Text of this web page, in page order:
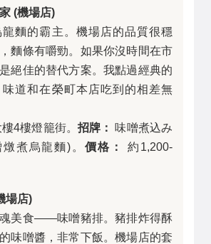
(機場店)
麵的霸主。機場店的品質很穩
麵條有嚼勁。如果你沒時間在市
絕佳的替代方案。我點過經典的
道和在榮町本店吃到的相差無
4樓燈籠街。 招牌：
味噌煮込み
燉煮烏龍麵)。價格：
約1,200-
場店)
美食——味噌豬排。豬排炸得酥
味噌醬，非常下飯。機場店的套